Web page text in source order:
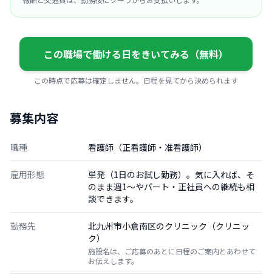
この職場で働ける日をきいてみる（無料）
この時点で応募は確定しません。日程を見てから決められます
募集内容
職種 看護師（正看護師・准看護師）
雇用形態
単発（1日のお試し勤務）。気に入れば、そ
のまま週1〜やパート・正社員への継続も相
談できます。
勤務先
北九州市小倉南区のクリニック（クリニッ
ク）
施設名は、ご応募のあとに日程のご案内とあわせて
お伝えします。